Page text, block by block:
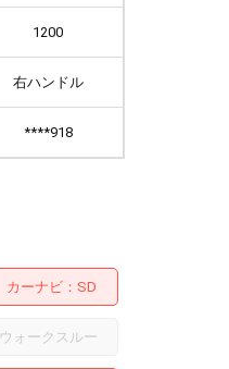
1200
右ハンドル
****918
カーナビ SD
ウォークスルー